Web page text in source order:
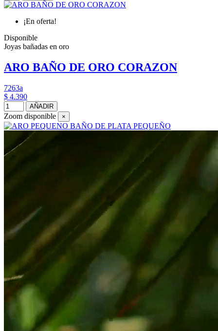
¡En oferta!
Disponible
Joyas bañadas en oro
ARO BAÑO DE ORO CORAZON
7263a
$ 4.390
AÑADIR
Zoom disponible ×